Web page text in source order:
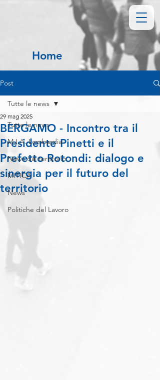
Home
Post
Tutte le news
M.I.A. Lombardia
News dal territorio
MITICA
News
Politiche del Lavoro
Tutte le news
BERGAMO - Incontro tra il
Presidente Pinetti e il
Prefetto Rotondi: dialogo e
sinergia per il futuro del
territorio
29 mag 2025